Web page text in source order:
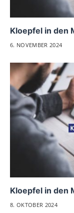
Kloepfel in den
6. NOVEMBER 2024
Kloepfel in den
8. OKTOBER 2024